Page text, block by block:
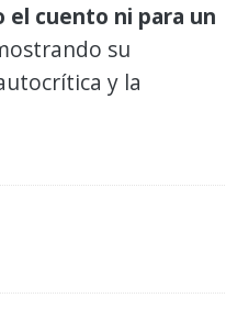
el cuento ni para un
su
y la